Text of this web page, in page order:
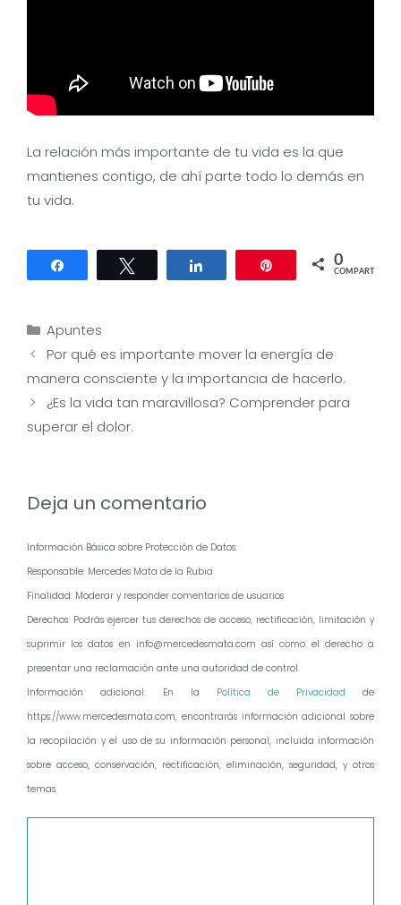
La relación más importante de tu vida es la que
mantienes contigo, de ahí parte todo lo demás en
tu vida.
Compartir Twittear Compartir 0
COMPARTIR
Categorías
Apuntes
Navegación
Por qué es importante mover la energía de
manera consciente y la importancia de hacerlo.
¿Es la vida tan maravillosa? Comprender para
superar el dolor.
Deja un comentario
Información Básica sobre Protección de Datos:
Responsable: Mercedes Mata de la Rubia
Finalidad: Moderar y responder comentarios de usuarios
Derechos: Podrás ejercer tus derechos de acceso, rectificación, limitación y
suprimir los datos en info@mercedesmata.com así como el derecho a
presentar una reclamación ante una autoridad de control.
Información adicional: En la Política de Privacidad de
https://www.mercedesmata.com, encontrarás información adicional sobre
la recopilación y el uso de su información personal, incluida información
sobre acceso, conservación, rectificación, eliminación, seguridad, y otros
temas.